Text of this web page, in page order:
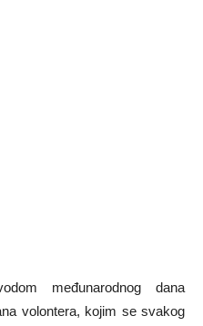
međunarodnog dana
volontera, kojim se svakog